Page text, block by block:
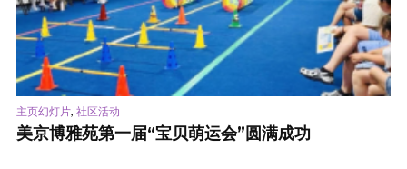
主页幻灯片, 社区活动
美京博雅苑第一届“宝贝萌运会”圆满成功